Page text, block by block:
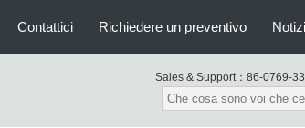
Contattici Richiedere un preventivo
Sales & Support： 86-0769-